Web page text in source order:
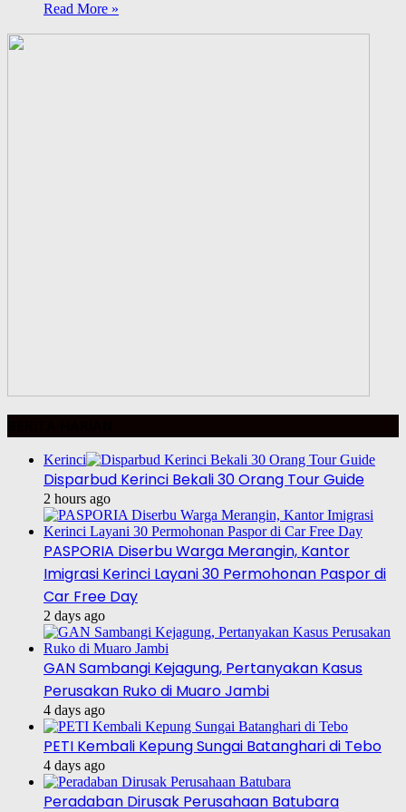
Read More »
Kerinci
Disparbud Kerinci Bekali 30 Orang Tour Guide
2 hours ago
PASPORIA Diserbu Warga Merangin, Kantor
Imigrasi Kerinci Layani 30 Permohonan Paspor di
Car Free Day
2 days ago
GAN Sambangi Kejagung, Pertanyakan Kasus
Perusakan Ruko di Muaro Jambi
4 days ago
PETI Kembali Kepung Sungai Batanghari di Tebo
4 days ago
Peradaban Dirusak Perusahaan Batubara